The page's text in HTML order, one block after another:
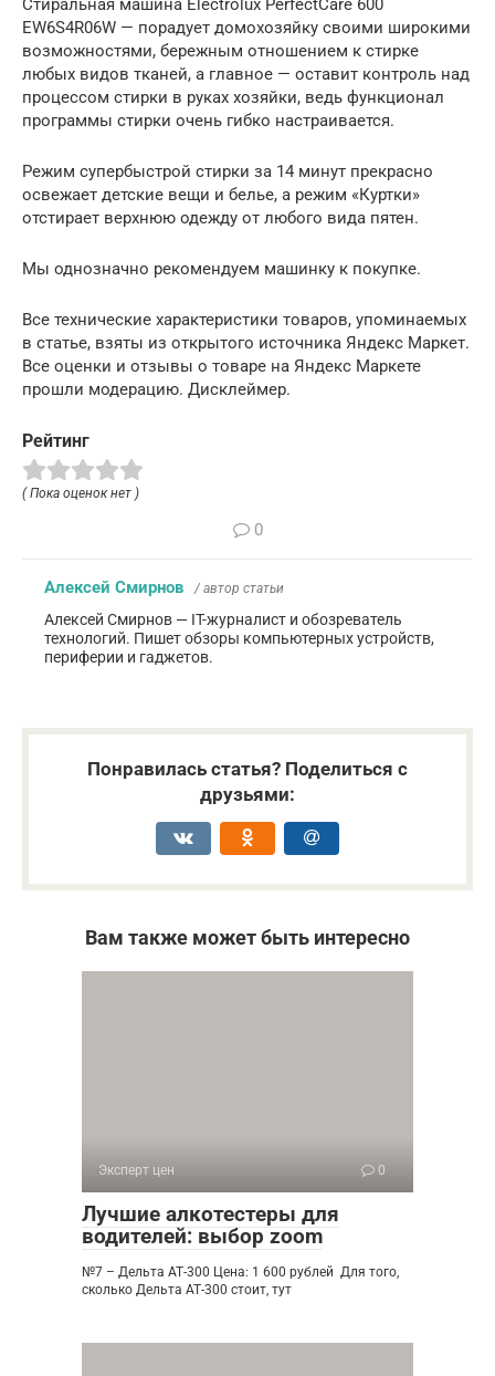
Стиральная машина Electrolux PerfectCare 600
EW6S4R06W — порадует домохозяйку своими широкими
возможностями, бережным отношением к стирке
любых видов тканей, а главное — оставит контроль над
процессом стирки в руках хозяйки, ведь функционал
программы стирки очень гибко настраивается.
Режим супербыстрой стирки за 14 минут прекрасно
освежает детские вещи и белье, а режим «Куртки»
отстирает верхнюю одежду от любого вида пятен.
Мы однозначно рекомендуем машинку к покупке.
Все технические характеристики товаров, упоминаемых
в статье, взяты из открытого источника Яндекс Маркет.
Все оценки и отзывы о товаре на Яндекс Маркете
прошли модерацию. Дисклеймер.
Рейтинг
( Пока оценок нет )
0
Алексей Смирнов / автор статьи
Алексей Смирнов — IT-журналист и обозреватель
технологий. Пишет обзоры компьютерных устройств,
периферии и гаджетов.
Понравилась статья? Поделиться с
друзьями:
Вам также может быть интересно
Эксперт цен 0
Лучшие алкотестеры для
водителей: выбор zoom
№7 – Дельта АТ-300 Цена: 1 600 рублей Для того,
сколько Дельта АТ-300 стоит, тут